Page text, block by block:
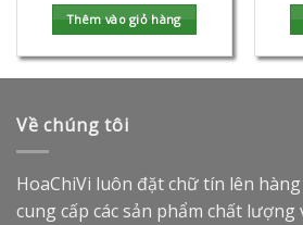
Thêm vào giỏ hàng
Về chúng tôi
HoaChiVi luôn đặt chữ tín lên hàng
cung cấp các sản phẩm chất